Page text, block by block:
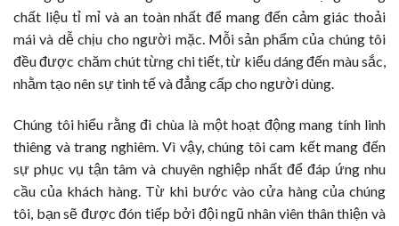
chất liệu tỉ mỉ và an toàn nhất để mang đến cảm giác thoải
mái và dễ chịu cho người mặc. Mỗi sản phẩm của chúng tôi
đều được chăm chút từng chi tiết, từ kiểu dáng đến màu sắc,
nhằm tạo nên sự tinh tế và đẳng cấp cho người dùng.
Chúng tôi hiểu rằng đi chùa là một hoạt động mang tính linh
thiêng và trang nghiêm. Vì vậy, chúng tôi cam kết mang đến
sự phục vụ tận tâm và chuyên nghiệp nhất để đáp ứng nhu
cầu của khách hàng. Từ khi bước vào cửa hàng của chúng
tôi, bạn sẽ được đón tiếp bởi đội ngũ nhân viên thân thiện và